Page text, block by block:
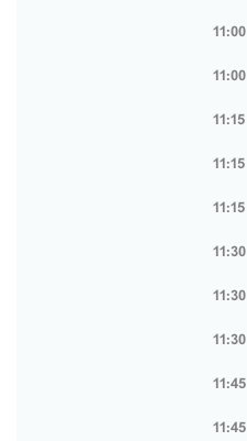
11:00
11:00
11:15
11:15
11:15
11:30
11:30
11:30
11:45
11:45